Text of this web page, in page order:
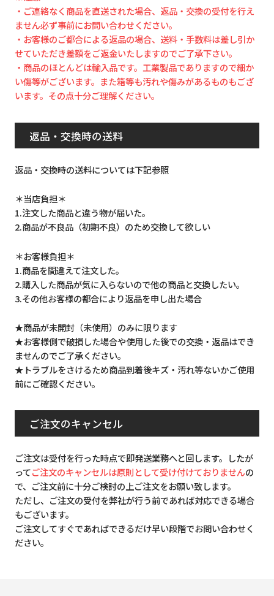
・ご連絡なく商品を直送された場合、返品・交換の受付を行え
ません必ず事前にお問い合わせください。
・お客様のご都合による返品の場合、送料・手数料は差し引か
せていただき差額をご返金いたしますのでご了承下さい。
・商品のほとんどは輸入品です。工業製品でありますので細か
い傷等がございます。また箱等も汚れや傷みがあるものもござ
います。その点十分ご理解ください。
返品・交換時の送料
返品・交換時の送料については下記参照
＊当店負担＊
1.注文した商品と違う物が届いた。
2.商品が不良品（初期不良）のため交換して欲しい
＊お客様負担＊
1.商品を間違えて注文した。
2.購入した商品が気に入らないので他の商品と交換したい。
3.その他お客様の都合により返品を申し出た場合
★商品が未開封（未使用）のみに限ります
★お客様側で破損した場合や使用した後での交換・返品はでき
ませんのでご了承ください。
★トラブルをさけるため商品到着後キズ・汚れ等ないかご使用
前にご確認ください。
ご注文のキャンセル
ご注文は受付を行った時点で即発送業務へと回します。したが
ってご注文のキャンセルは原則として受け付けておりませんの
で、ご注文前に十分ご検討の上ご注文をお願い致します。
ただし、ご注文の受付を弊社が行う前であれば対応できる場合
もございます。
ご注文してすぐであればできるだけ早い段階でお問い合わせく
ださい。